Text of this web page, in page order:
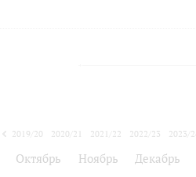
2019/20 2020/21 2021/22 2022/23
2023/
Октябрь Ноябрь Декабрь